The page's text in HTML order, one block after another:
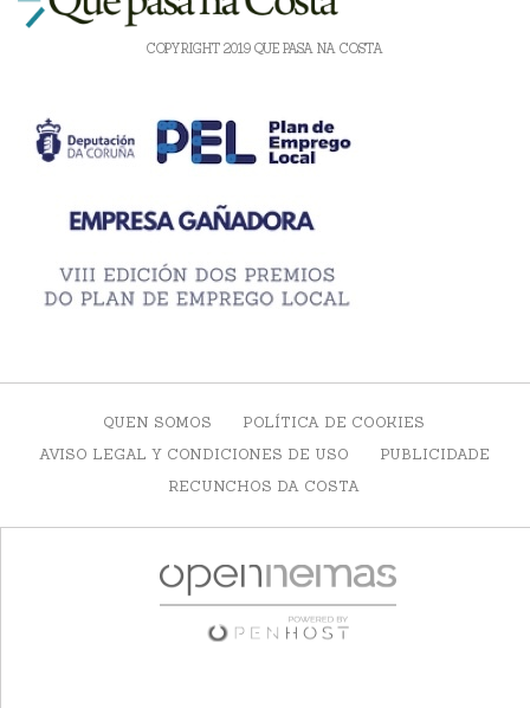
COPYRIGHT 2019 QUE PASA NA COSTA
QUEN SOMOS
POLÍTICA DE COOKIES
AVISO LEGAL Y CONDICIONES DE USO
PUBLICIDADE
RECUNCHOS DA COSTA